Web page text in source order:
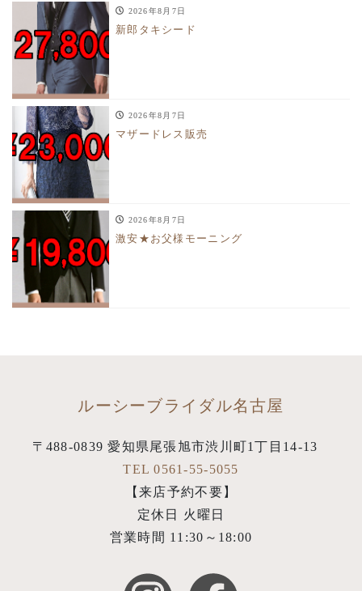
2026年8月7日
新郎タキシード
2026年8月7日
マザードレス販売
2026年8月7日
激安★お父様モーニング
ルーシーブライダル名古屋
〒488-0839 愛知県尾張旭市渋川町1丁目14-13
TEL 0561-55-5055
【来店予約不要】
定休日 火曜日
営業時間 11:30～18:00